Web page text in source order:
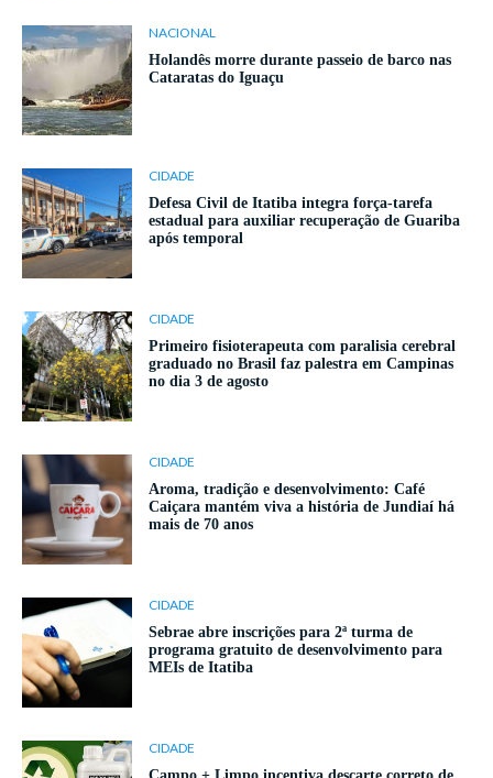
NACIONAL
Holandês morre durante passeio de barco nas
Cataratas do Iguaçu
CIDADE
Defesa Civil de Itatiba integra força-tarefa
estadual para auxiliar recuperação de Guariba
após temporal
CIDADE
Primeiro fisioterapeuta com paralisia cerebral
graduado no Brasil faz palestra em Campinas
no dia 3 de agosto
CIDADE
Aroma, tradição e desenvolvimento: Café
Caiçara mantém viva a história de Jundiaí há
mais de 70 anos
CIDADE
Sebrae abre inscrições para 2ª turma de
programa gratuito de desenvolvimento para
MEIs de Itatiba
CIDADE